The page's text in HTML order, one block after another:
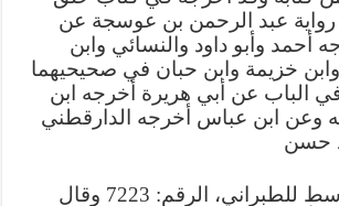
رواية عبد الرحمن بن عوسجة عن
أحمد وأبو داود والنسائي وابن
خزيمة وابن حبان في صحيحيهما
الباب عن أبي هريرة أخرجه ابن
وعن ابن عباس أخرجه الدارقطني
حسن
المعجم الأوسط للطبراني، الرقم: 7223 وقال